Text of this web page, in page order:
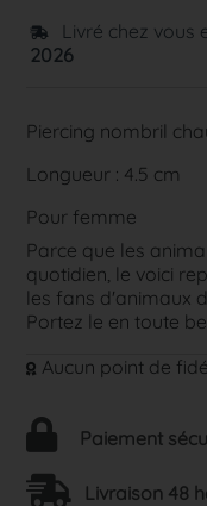
Livré chez vous
2026
Piercing nombril
Longueur : 4.5 cm
Pour femme
Parce que les
quotidien, le voici
les fans d'animaux
Portez le en toute
Aucun point de
Paiement
Livraison 48